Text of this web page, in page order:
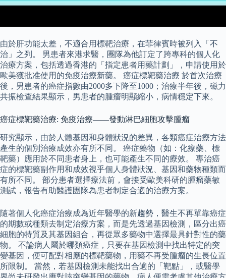
由於肝功能太差，不適合用標靶治療，在菲律賓時被列入「不
治」之列。 男患者來港求醫，團隊為他訂定了跨專科的個人化
治療方案，包括透過香港的「指定患者用藥計劃」，申請使用於
歐美獲批准使用的免疫治療新藥。 癌症標靶藥治療 於首次治療
後，男患者的癌症指數由2000多下降至1000；治療半年後，磁力
共振檢查結果顯示，男患者的腫瘤明顯縮小，病情穩定下來。
癌症標靶藥治療: 免疫治療——發動淋巴細胞攻擊腫瘤
研究顯示，由於人體基因和身體狀況的差異，各類癌症治療方法
產生的個別治療成效亦有所不同。 癌症藥物（如：化療藥、標
靶藥）應用於不同患者身上，也可能產生不同的療效。 專治癌
症的標靶藥副作用和成效視乎個人身體狀況、基因和藥物種類而
有所不同。 部分患者選擇療法前，會接受歐美科研的腫瘤藥敏
測試，報告有助醫護團隊為患者制定合適的治療方案。
隨著個人化癌症治療成為近年醫學的新趨勢，醫生不再單靠癌症
的期數或種類去制定治療方案，而是先透過基因檢測，區分出癌
細胞的特質及其基因組合，再從眾多藥物中選擇最具針對性的藥
物。 不論病人屬於哪類癌症，只要在基因檢測中找出特定的突
變基因，便可配對相應的標靶藥物，用藥不再受腫瘤的生長位置
所限制。 當然，若基因檢測未能找出合適的「靶點」，或醫學